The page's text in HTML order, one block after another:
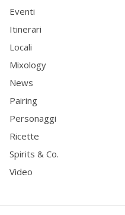
Eventi
Itinerari
Locali
Mixology
News
Pairing
Personaggi
Ricette
Spirits & Co.
Video